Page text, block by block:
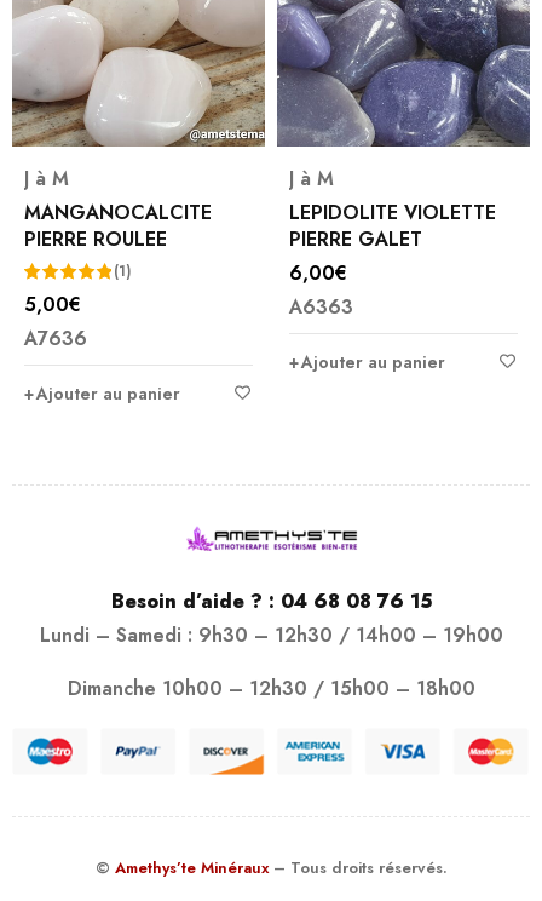
J à M
MANGANOCALCITE
PIERRE ROULEE
Note5.00
sur 5
(1)
5,00€
A7636
Ajouter au panier
J à M
LEPIDOLITE VIOLETTE
PIERRE GALET
6,00€
A6363
Ajouter au panier
Besoin d’aide ? : 04 68 08 76 15
Lundi – Samedi : 9h30 – 12h30 / 14h00 – 19h00
Dimanche 10h00 – 12h30 / 15h00 – 18h00
© Amethys’te Minéraux – Tous droits réservés.